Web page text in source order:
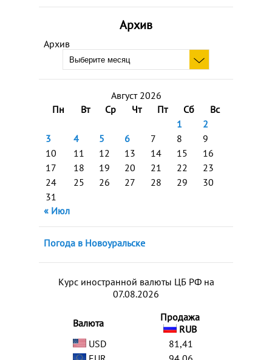
Архив
Архив
Август 2026
Пн
Вт Ср Чт Пт Сб
Вс
1
2
3
4 5 6 7 8
9
10
11 12 13 14 15
16
17
18 19 20 21 22
23
24
25 26 27 28 29
30
31
« Июл
Погода в Новоуральске
Курс иностранной валюты ЦБ РФ на
07.08.2026
Валюта
Продажа
RUB
USD
81,41